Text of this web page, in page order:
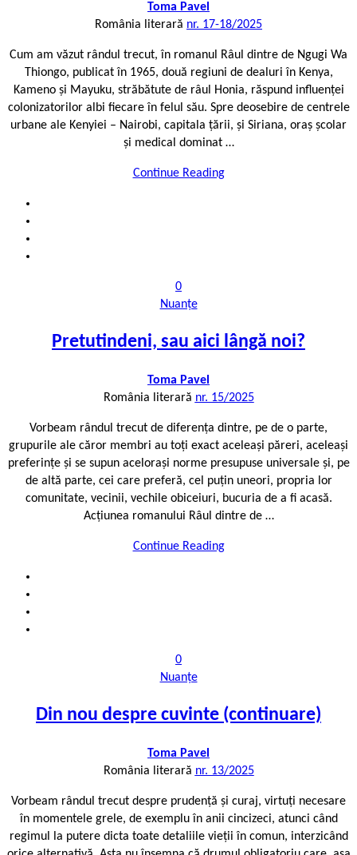
Toma Pavel
România literară nr. 17-18/2025
Cum am văzut rândul trecut, în romanul Râul dintre de Ngugi Wa
Thiongo, publicat în 1965, două regiuni de dealuri în Kenya,
Kameno și Mayuku, străbătute de râul Honia, răspund influenței
colonizatorilor albi fiecare în felul său. Spre deosebire de centrele
urbane ale Kenyiei – Nairobi, capitala țării, și Siriana, oraș școlar
și medical dominat …
Continue Reading
0
Nuanțe
Pretutindeni, sau aici lângă noi?
Toma Pavel
România literară nr. 15/2025
Vorbeam rândul trecut de diferența dintre, pe de o parte,
grupurile ale căror membri au toți exact aceleași păreri, aceleași
preferințe și se supun acelorași norme presupuse universale și, pe
de altă parte, cei care preferă, cel puțin uneori, propria lor
comunitate, vecinii, vechile obiceiuri, bucuria de a fi acasă.
Acțiunea romanului Râul dintre de …
Continue Reading
0
Nuanțe
Din nou despre cuvinte (continuare)
Toma Pavel
România literară nr. 13/2025
Vorbeam rândul trecut despre prudență și curaj, virtuți necesare
în momentele grele, de exemplu în anii cincizeci, atunci când
regimul la putere dicta toate detaliile vieții în comun, interzicând